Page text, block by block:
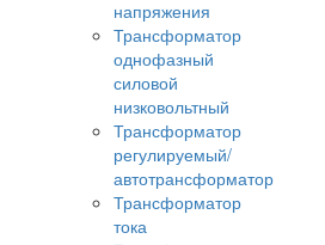
напряжения
Трансформатор
однофазный
силовой
низковольтный
Трансформатор
регулируемый/
автотрансформатор
Трансформатор
тока